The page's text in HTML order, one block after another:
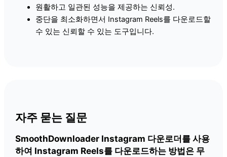
원활하고 일관된 성능을 제공하는 신뢰성.
중단을 최소화하면서 Instagram Reels를 다운로드할
수 있는 신뢰할 수 있는 도구입니다.
자주 묻는 질문
SmoothDownloader Instagram 다운로더를 사용
하여 Instagram Reels를 다운로드하는 방법은 무